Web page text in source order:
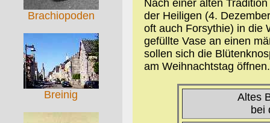
Brachiopoden
Breinig
Nach einer alten
der Heiligen (4.
oft auch Forsythie) in die
gefüllte Vase an einen
sollen sich die
am Weihnachtstag öffnen.
Altes
bei